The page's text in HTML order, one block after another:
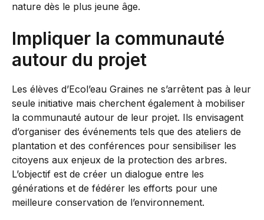
nature dès le plus jeune âge.
Impliquer la communauté
autour du projet
Les élèves d’Ecol’eau Graines ne s’arrêtent pas à leur
seule initiative mais cherchent également à mobiliser
la communauté autour de leur projet. Ils envisagent
d’organiser des événements tels que des ateliers de
plantation et des conférences pour sensibiliser les
citoyens aux enjeux de la protection des arbres.
L’objectif est de créer un dialogue entre les
générations et de fédérer les efforts pour une
meilleure conservation de l’environnement.